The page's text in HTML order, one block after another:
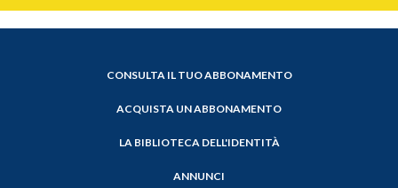
CONSULTA IL TUO ABBONAMENTO
ACQUISTA UN ABBONAMENTO
LA BIBLIOTECA DELL'IDENTITÀ
ANNUNCI